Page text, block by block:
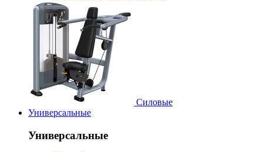
Силовые
Универсальные
Универсальные